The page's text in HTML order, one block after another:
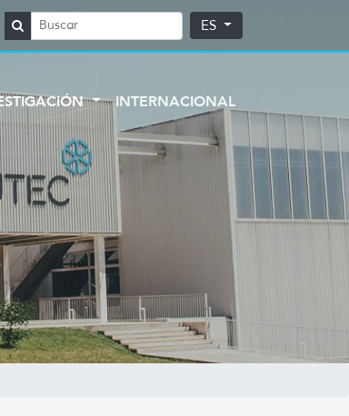
ES
INTERNACIONAL